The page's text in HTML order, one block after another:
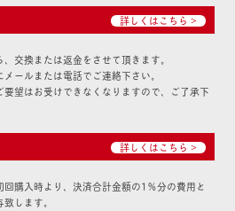
詳しくはこちら >
交換または返金をさせて頂きます。
ールまたは電話でご連絡下さい。
望はお受けできなくなりますので、ご了承下
詳しくはこちら >
購入時より、決済合計金額の1％分の費用と
します。